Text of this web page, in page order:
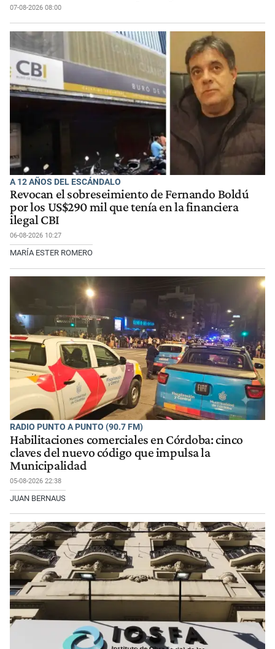
07-08-2026 08:00
A 12 AÑOS DEL ESCÁNDALO
Revocan el sobreseimiento de Fernando Boldú
por los US$290 mil que tenía en la financiera
ilegal CBI
06-08-2026 10:27
MARÍA ESTER ROMERO
RADIO PUNTO A PUNTO (90.7 FM)
Habilitaciones comerciales en Córdoba: cinco
claves del nuevo código que impulsa la
Municipalidad
05-08-2026 22:38
JUAN BERNAUS